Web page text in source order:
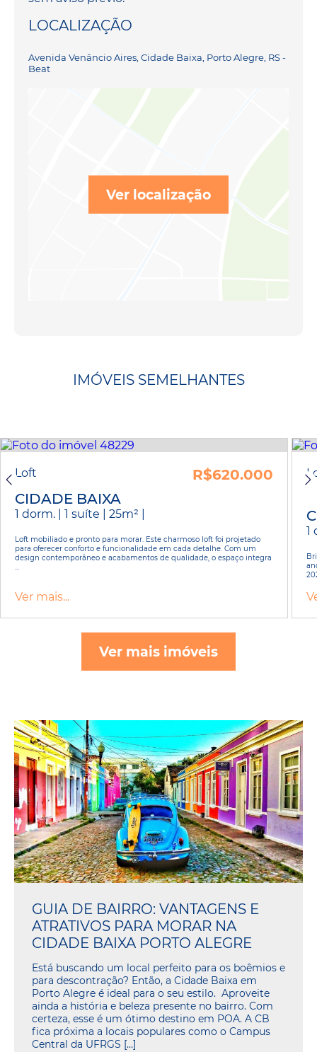
LOCALIZAÇÃO
Avenida Venâncio Aires, Cidade Baixa, Porto Alegre, RS -
Beat
Ver localização
IMÓVEIS SEMELHANTES
Loft
R$620.000
CIDADE BAIXA
1 dorm. | 1 suíte | 25m² |
Loft mobiliado e pronto para morar. Este charmoso loft foi projetado
para oferecer conforto e funcionalidade em cada detalhe. Com um
design contemporâneo e acabamentos de qualidade, o espaço integra
...
Ver mais...
1
Ver mais imóveis
GUIA DE BAIRRO: VANTAGENS E
ATRATIVOS PARA MORAR NA
CIDADE BAIXA PORTO ALEGRE
Está buscando um local perfeito para os boêmios e
para descontração? Então, a Cidade Baixa em
Porto Alegre é ideal para o seu estilo. Aproveite
ainda a história e beleza presente no bairro. Com
certeza, esse é um ótimo destino em POA. A CB
fica próxima a locais populares como o Campus
Central da UFRGS […]